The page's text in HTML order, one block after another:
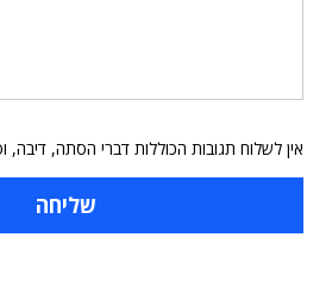
אין לשלוח תגובות הכוללות דברי הסתה, דיבה,